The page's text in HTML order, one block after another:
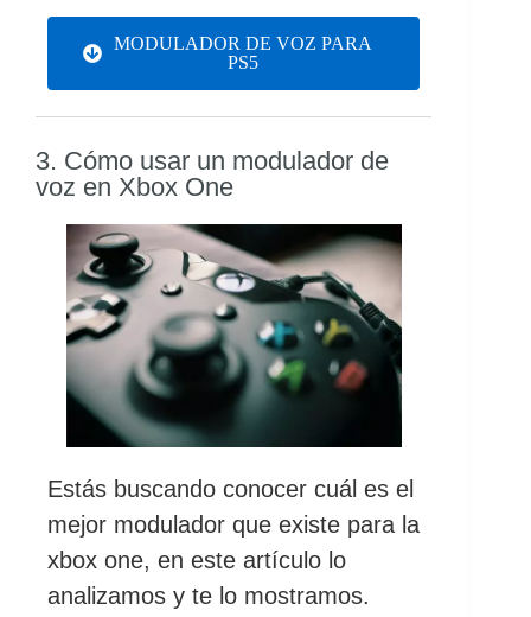
MODULADOR DE VOZ PARA
PS5
3. Cómo usar un modulador de
voz en Xbox One
Estás buscando conocer cuál es el
mejor modulador que existe para la
xbox one, en este artículo lo
analizamos y te lo mostramos.